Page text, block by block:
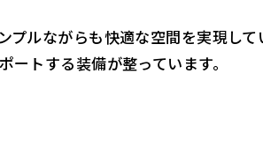
ルながらも快適な空間を実現し
トする装備が整っています。